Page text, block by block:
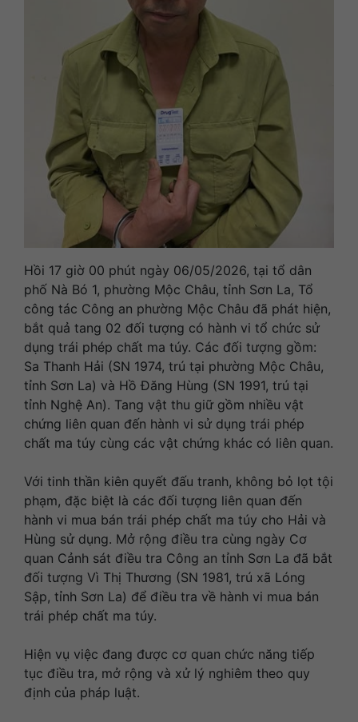
Hồi 17 giờ 00 phút ngày 06/05/2026, tại tổ dân
phố Nà Bó 1, phường Mộc Châu, tỉnh Sơn La, Tổ
công tác Công an phường Mộc Châu đã phát hiện,
bắt quả tang 02 đối tượng có hành vi tổ chức sử
dụng trái phép chất ma túy. Các đối tượng gồm:
Sa Thanh Hải (SN 1974, trú tại phường Mộc Châu,
tỉnh Sơn La) và Hồ Đăng Hùng (SN 1991, trú tại
tỉnh Nghệ An). Tang vật thu giữ gồm nhiều vật
chứng liên quan đến hành vi sử dụng trái phép
chất ma túy cùng các vật chứng khác có liên quan.
Với tinh thần kiên quyết đấu tranh, không bỏ lọt tội
phạm, đặc biệt là các đối tượng liên quan đến
hành vi mua bán trái phép chất ma túy cho Hải và
Hùng sử dụng. Mở rộng điều tra cùng ngày Cơ
quan Cảnh sát điều tra Công an tỉnh Sơn La đã bắt
đối tượng Vì Thị Thương (SN 1981, trú xã Lóng
Sập, tỉnh Sơn La) để điều tra về hành vi mua bán
trái phép chất ma túy.
Hiện vụ việc đang được cơ quan chức năng tiếp
tục điều tra, mở rộng và xử lý nghiêm theo quy
định của pháp luật.